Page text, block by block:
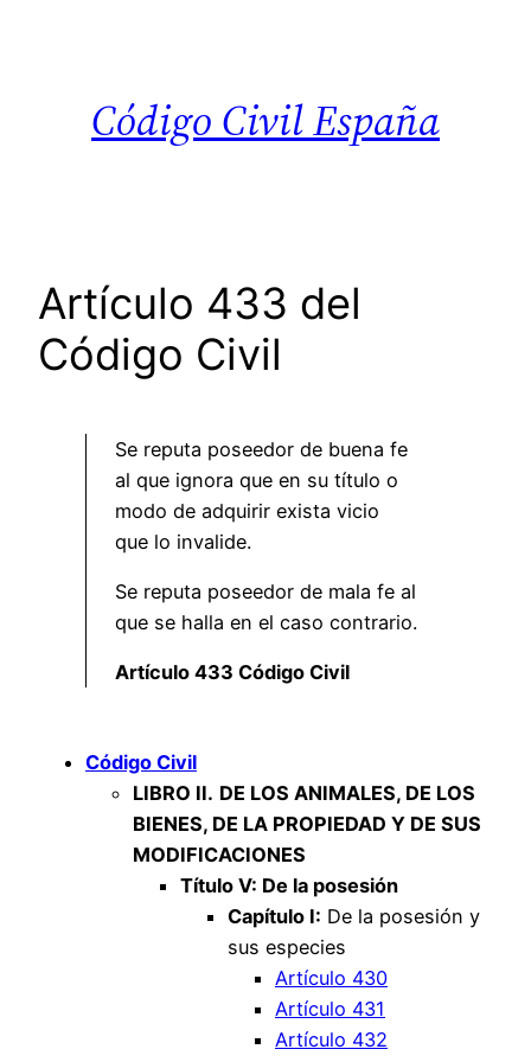
Código Civil España
Artículo 433 del
Código Civil
Se reputa poseedor de buena fe
al que ignora que en su título o
modo de adquirir exista vicio
que lo invalide.
Se reputa poseedor de mala fe al
que se halla en el caso contrario.
Artículo 433 Código Civil
Código Civil
LIBRO II. DE LOS ANIMALES, DE LOS
BIENES, DE LA PROPIEDAD Y DE SUS
MODIFICACIONES
Título V: De la posesión
Capítulo I: De la posesión y
sus especies
Artículo 430
Artículo 431
Artículo 432